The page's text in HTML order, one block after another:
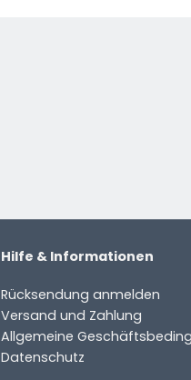
Hilfe & Informationen
Rücksendung anmelden
Versand und Zahlung
Allgemeine
Datenschutz